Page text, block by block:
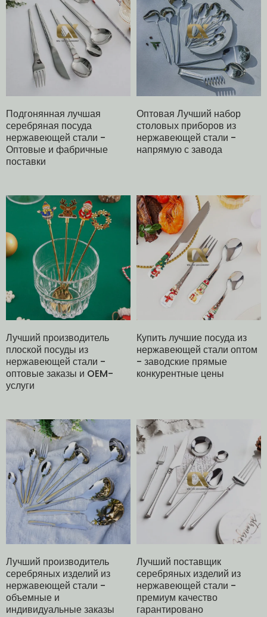
Подгонянная лучшая
серебряная посуда
нержавеющей стали -
Оптовые и фабричные
поставки
Оптовая Лучший набор
столовых приборов из
нержавеющей стали -
напрямую с завода
Лучший производитель
плоской посуды из
нержавеющей стали -
оптовые заказы и OEM-
услуги
Купить лучшие посуда из
нержавеющей стали оптом
- заводские прямые
конкурентные цены
Лучший производитель
серебряных изделий из
нержавеющей стали -
объемные и
индивидуальные заказы
Лучший поставщик
серебряных изделий из
нержавеющей стали -
премиум качество
гарантировано